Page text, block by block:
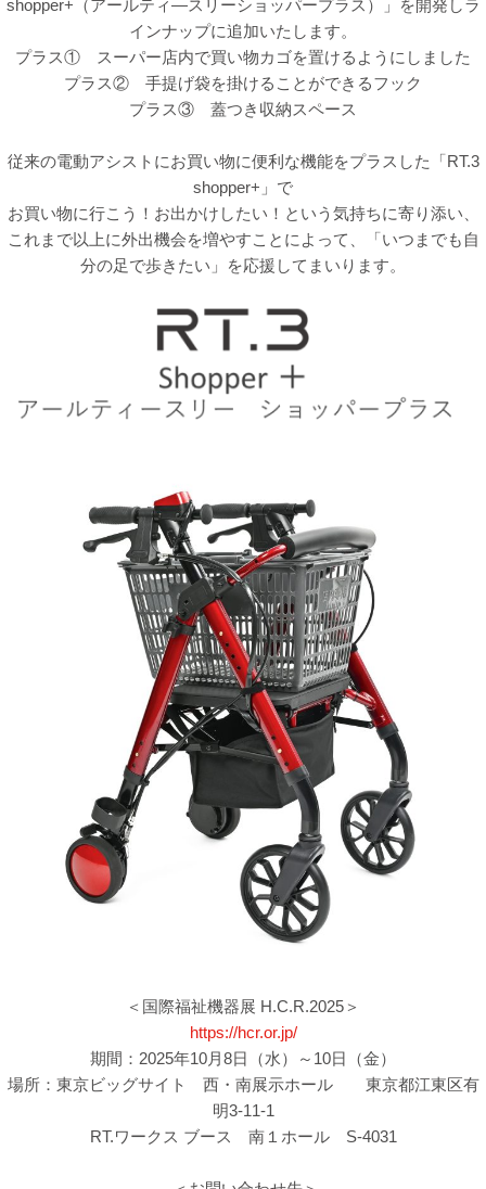
shopper+（アールティ―スリーショッパープラス）」を開発しラ
インナップに追加いたします。
プラス① スーパー店内で買い物カゴを置けるようにしました
プラス② 手提げ袋を掛けることができるフック
プラス③ 蓋つき収納スペース
従来の電動アシストにお買い物に便利な機能をプラスした「RT.3
shopper+」で
お買い物に行こう！お出かけしたい！という気持ちに寄り添い、
これまで以上に外出機会を増やすことによって、「いつまでも自
分の足で歩きたい」を応援してまいります。
＜国際福祉機器展 H.C.R.2025＞
https://hcr.or.jp/
期間：2025年10月8日（水）～10日（金）
場所：東京ビッグサイト 西・南展示ホール 東京都江東区有
明3-11-1
RT.ワークス ブース 南１ホール S-4031